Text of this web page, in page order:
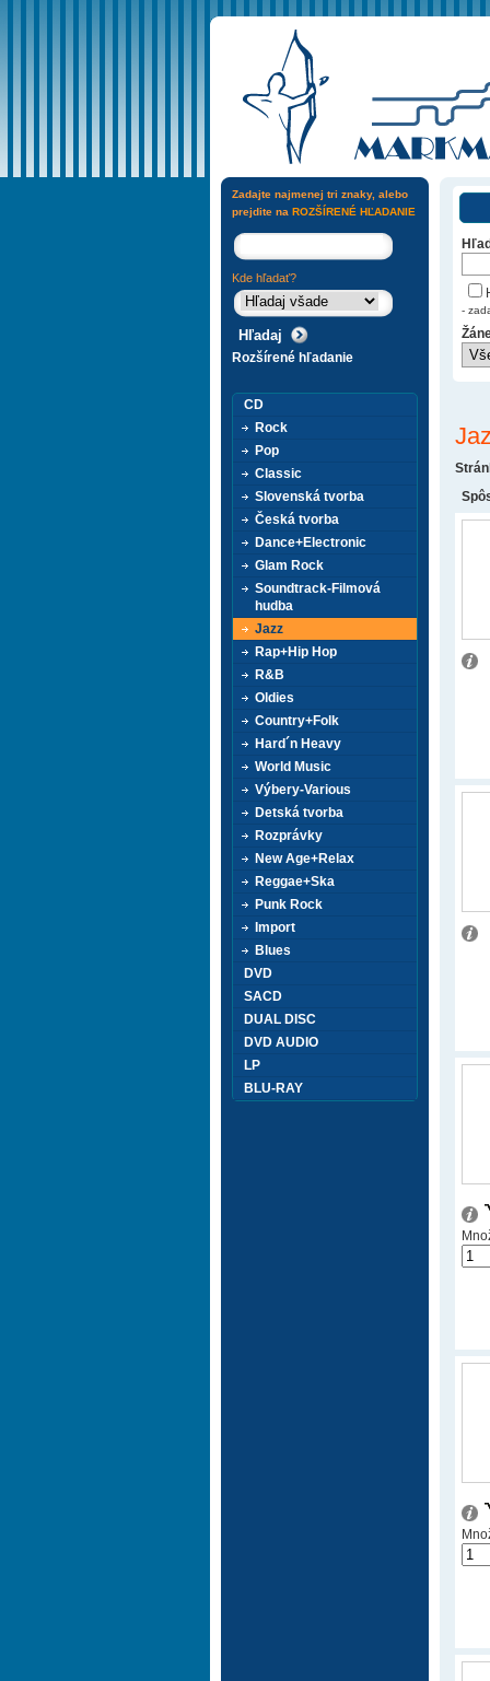
-
Zadajte najmenej tri znaky, alebo
prejdite na ROZŠÍRENÉ HĽADANIE
Kde hľadať?
Rozšírené hľadanie
CD
Rock
Pop
Classic
Slovenská tvorba
Česká tvorba
Dance+Electronic
Glam Rock
Soundtrack-Filmová
hudba
Jazz
Rap+Hip Hop
R&B
Oldies
Country+Folk
Hard´n Heavy
World Music
Výbery-Various
Detská tvorba
Rozprávky
New Age+Relax
Reggae+Ska
Punk Rock
Import
Blues
DVD
SACD
DUAL DISC
DVD AUDIO
LP
BLU-RAY